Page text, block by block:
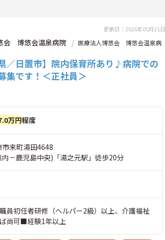
更新日：2026年05月21日
会 博悠会温泉病院
医療法人博悠会 博悠会温泉病
県／日置市】院内保育所あり♪病院での
集です！＜正社員＞
万円程度
市来町湯田4648
内－鹿児島中央)「湯之元駅」徒歩20分
初任者研修（ヘルパー2級）以上、介護福祉
尚可■経験1年以上